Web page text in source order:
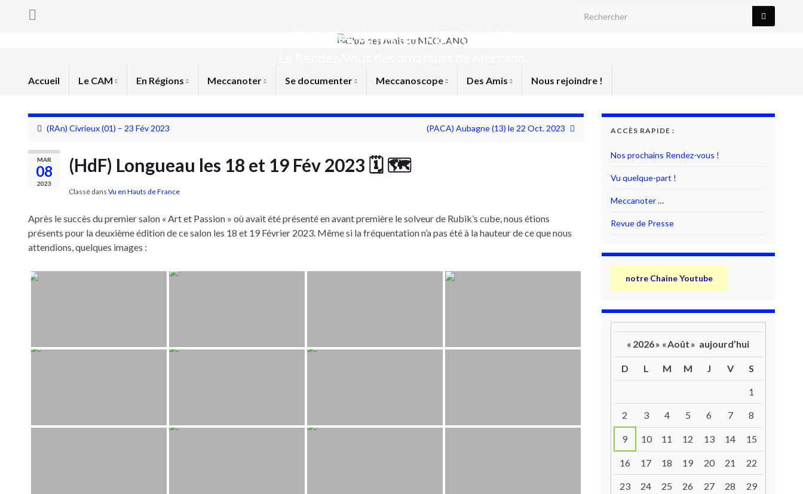
Search for:
Club des Amis du MECCANO
Accueil Le CAM En Régions Meccanoter Se documenter Meccanoscope Des Amis Nous rejoindre !
(RAn) Civrieux (01) – 23 Fév 2023 (PACA) Aubagne (13) le 22 Oct. 2023
MAR
08
2023
(HdF) Longueau les 18 et 19 Fév 2023 🗓 🗺
Classé dans Vu en Hauts de France
Après le succès du premier salon « Art et Passion » où avait été présenté en avant première le solveur de Rubik’s cube, nous étions
présents pour la deuxième édition de ce salon les 18 et 19 Février 2023. Même si la fréquentation n’a pas été à la hauteur de ce que nous
attendions, quelques images :
ACCÈS RAPIDE :
Nos prochains Rendez-vous !
Vu quelque-part !
Meccanoter …
Revue de Presse
notre Chaine Youtube
« 2026» «Août » aujourd’hui
D L M M J V S
1
2 3 4 5 6 7 8
9 10 11 12 13 14 15
16 17 18 19 20 21 22
23 24 25 26 27 28 29